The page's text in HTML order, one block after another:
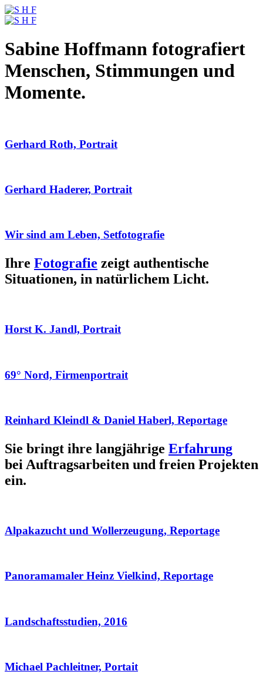
Sabine Hoffmann fotografiert
Menschen, Stimmungen und
Momente.
Gerhard Roth, Portrait
Gerhard Haderer, Portrait
Wir sind am Leben, Setfotografie
Ihre Fotografie zeigt authentische
Situationen, in natürlichem Licht.
Horst K. Jandl, Portrait
69° Nord, Firmenportrait
Reinhard Kleindl & Daniel Haberl, Reportage
Sie bringt ihre langjährige Erfahrung
bei Auftragsarbeiten und freien Projekten
ein.
Alpakazucht und Wollerzeugung, Reportage
Panoramamaler Heinz Vielkind, Reportage
Landschaftsstudien, 2016
Michael Pachleitner, Portait